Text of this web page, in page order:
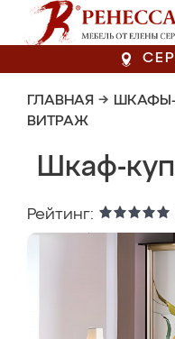
ГЛАВНАЯ → ШКАФЫ-
ВИТРАЖ
Шкаф-
Рейтинг: